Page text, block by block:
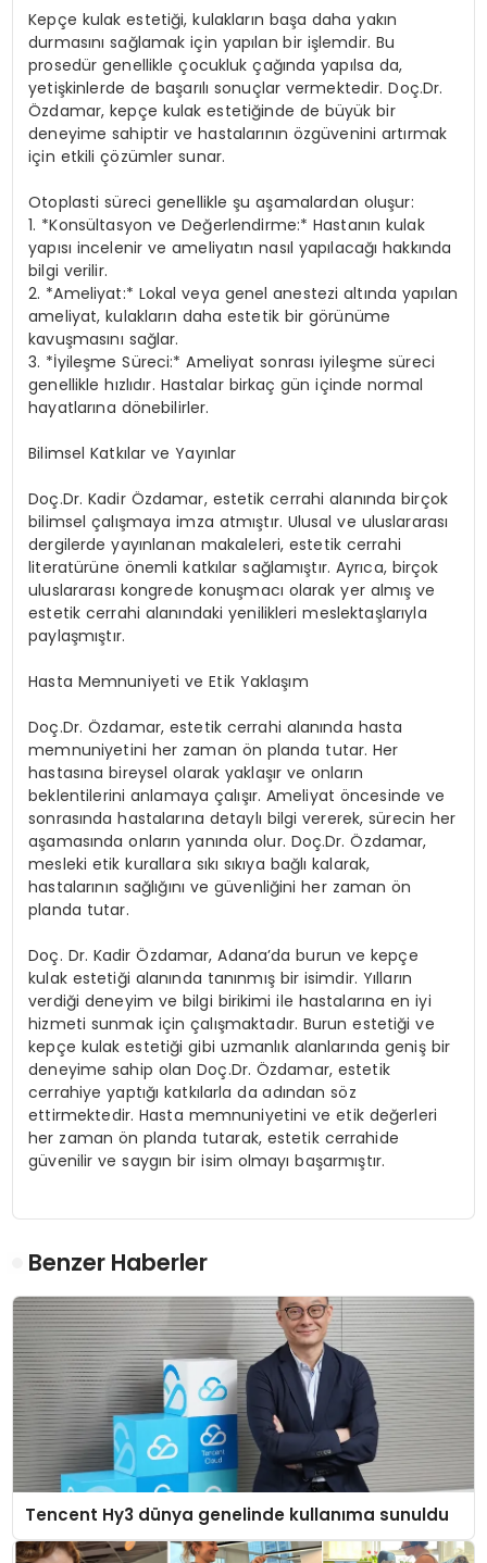
Kepçe kulak estetiği, kulakların başa daha yakın
durmasını sağlamak için yapılan bir işlemdir. Bu
prosedür genellikle çocukluk çağında yapılsa da,
yetişkinlerde de başarılı sonuçlar vermektedir. Doç.Dr.
Özdamar, kepçe kulak estetiğinde de büyük bir
deneyime sahiptir ve hastalarının özgüvenini artırmak
için etkili çözümler sunar.
Otoplasti süreci genellikle şu aşamalardan oluşur:
1. *Konsültasyon ve Değerlendirme:* Hastanın kulak
yapısı incelenir ve ameliyatın nasıl yapılacağı hakkında
bilgi verilir.
2. *Ameliyat:* Lokal veya genel anestezi altında yapılan
ameliyat, kulakların daha estetik bir görünüme
kavuşmasını sağlar.
3. *İyileşme Süreci:* Ameliyat sonrası iyileşme süreci
genellikle hızlıdır. Hastalar birkaç gün içinde normal
hayatlarına dönebilirler.
Bilimsel Katkılar ve Yayınlar
Doç.Dr. Kadir Özdamar, estetik cerrahi alanında birçok
bilimsel çalışmaya imza atmıştır. Ulusal ve uluslararası
dergilerde yayınlanan makaleleri, estetik cerrahi
literatürüne önemli katkılar sağlamıştır. Ayrıca, birçok
uluslararası kongrede konuşmacı olarak yer almış ve
estetik cerrahi alanındaki yenilikleri meslektaşlarıyla
paylaşmıştır.
Hasta Memnuniyeti ve Etik Yaklaşım
Doç.Dr. Özdamar, estetik cerrahi alanında hasta
memnuniyetini her zaman ön planda tutar. Her
hastasına bireysel olarak yaklaşır ve onların
beklentilerini anlamaya çalışır. Ameliyat öncesinde ve
sonrasında hastalarına detaylı bilgi vererek, sürecin her
aşamasında onların yanında olur. Doç.Dr. Özdamar,
mesleki etik kurallara sıkı sıkıya bağlı kalarak,
hastalarının sağlığını ve güvenliğini her zaman ön
planda tutar.
Doç. Dr. Kadir Özdamar, Adana’da burun ve kepçe
kulak estetiği alanında tanınmış bir isimdir. Yılların
verdiği deneyim ve bilgi birikimi ile hastalarına en iyi
hizmeti sunmak için çalışmaktadır. Burun estetiği ve
kepçe kulak estetiği gibi uzmanlık alanlarında geniş bir
deneyime sahip olan Doç.Dr. Özdamar, estetik
cerrahiye yaptığı katkılarla da adından söz
ettirmektedir. Hasta memnuniyetini ve etik değerleri
her zaman ön planda tutarak, estetik cerrahide
güvenilir ve saygın bir isim olmayı başarmıştır.
Benzer Haberler
Tencent Hy3 dünya genelinde kullanıma sunuldu